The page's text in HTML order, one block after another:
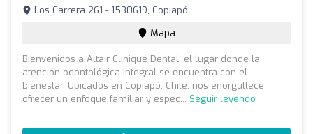
Los Carrera 261 - 1530619, Copiapó
Mapa
Bienvenidos a Altair Clinique Dental, el lugar donde la
atención odontológica integral se encuentra con el
bienestar. Ubicados en Copiapó, Chile, nos enorgullece
ofrecer un enfoque familiar y espec... Seguir leyendo